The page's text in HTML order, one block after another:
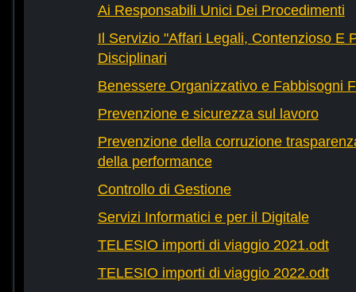
Ai Responsabili Unici Dei Procedimenti
Il Servizio "Affari Legali, Contenzioso E
Disciplinari
Benessere Organizzativo e Fabbisogni
Prevenzione e sicurezza sul lavoro
Prevenzione della corruzione
della performance
Controllo di Gestione
Servizi Informatici e per il Digitale
TELESIO importi di viaggio 2021.odt
TELESIO importi di viaggio 2022.odt